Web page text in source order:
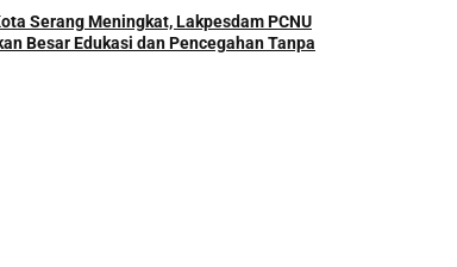
Serang Meningkat, Lakpesdam PCNU
Besar Edukasi dan Pencegahan Tanpa